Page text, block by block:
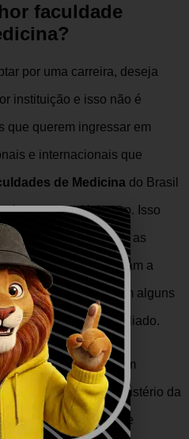
faculdade
por uma carreira, deseja
instituição e isso não é
que querem ingressar em
e internacionais que
de Medicina do Brasil
menos a Unicamp. Isso
as duas estão entre as
das vezes, elas ocupam a
trocando de lugar em alguns
algum aspecto avaliado.
que ambas são bem
pesquisa e pelo Ministério da
excelentes que